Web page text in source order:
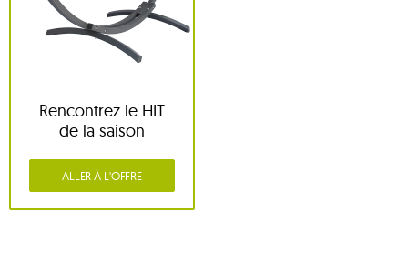
Rencontrez le HIT
de la saison
ALLER À L'OFFRE